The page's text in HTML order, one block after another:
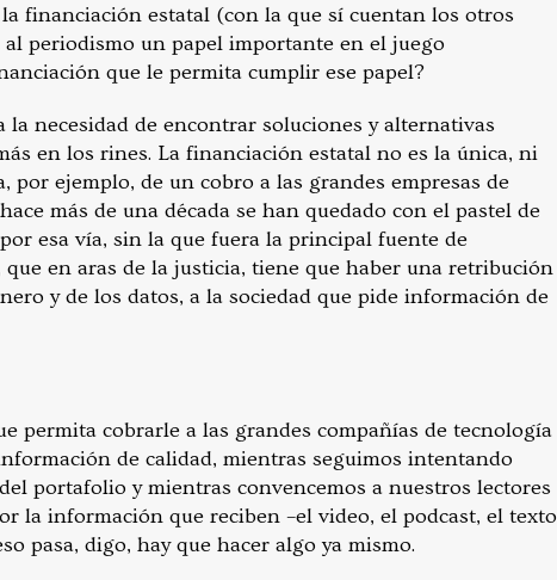
financiación estatal (con la que sí cuentan los otros
periodismo un papel importante en el juego
que le permita cumplir ese papel?
la necesidad de encontrar soluciones y alternativas
en los rines. La financiación estatal no es la única, ni
por ejemplo, de un cobro a las grandes empresas de
más de una década se han quedado con el pastel de
esa vía, sin la que fuera la principal fuente de
en aras de la justicia, tiene que haber una retribución
y de los datos, a la sociedad que pide información de
permita cobrarle a las grandes compañías de tecnología
de calidad, mientras seguimos intentando
portafolio y mientras convencemos a nuestros lectores
la información que reciben –el video, el podcast, el texto
pasa, digo, hay que hacer algo ya mismo.